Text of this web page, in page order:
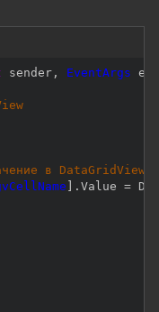
sender , EventArgs e
в DataGridView
] . Value =